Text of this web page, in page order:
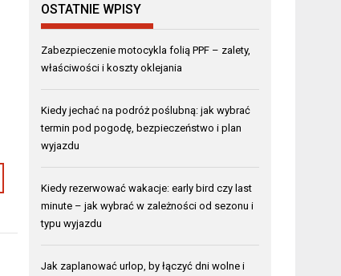
OSTATNIE WPISY
Zabezpieczenie motocykla folią PPF – zalety,
właściwości i koszty oklejania
Kiedy jechać na podróż poślubną: jak wybrać
termin pod pogodę, bezpieczeństwo i plan
wyjazdu
Kiedy rezerwować wakacje: early bird czy last
minute – jak wybrać w zależności od sezonu i
typu wyjazdu
Jak zaplanować urlop, by łączyć dni wolne i